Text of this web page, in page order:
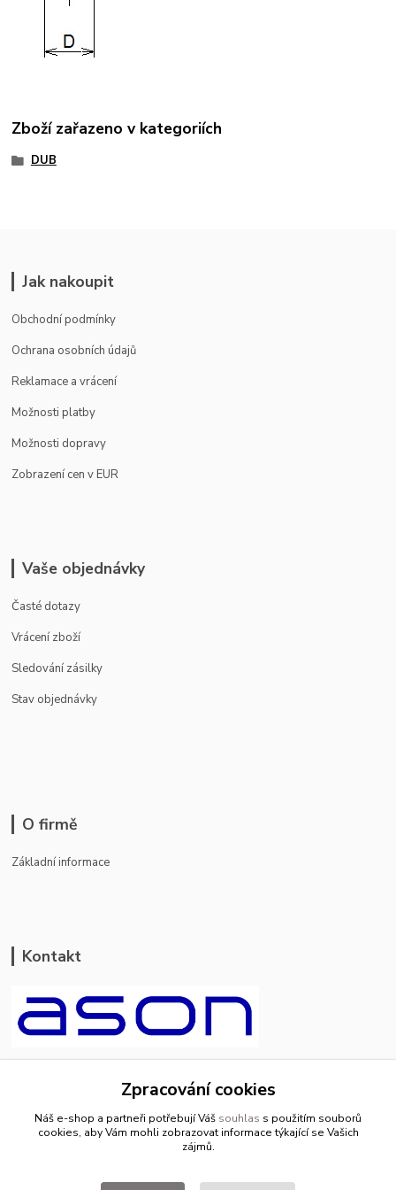
Zboží zařazeno v kategoriích
DUB
Jak nakoupit
Obchodní podmínky
Ochrana osobních údajů
Reklamace a vrácení
Možnosti platby
Možnosti dopravy
Zobrazení cen v EUR
Vaše objednávky
Časté dotazy
Vrácení zboží
Sledování zásilky
Stav objednávky
O firmě
Základní informace
Kontakt
+420 799 500 769
pracovní dny 8-11hod.,13-15hod.
Zpracování cookies
Náš e-shop a partneři potřebují Váš souhlas s použitím souborů
cookies, aby Vám mohli zobrazovat informace týkající se Vašich
zájmů.